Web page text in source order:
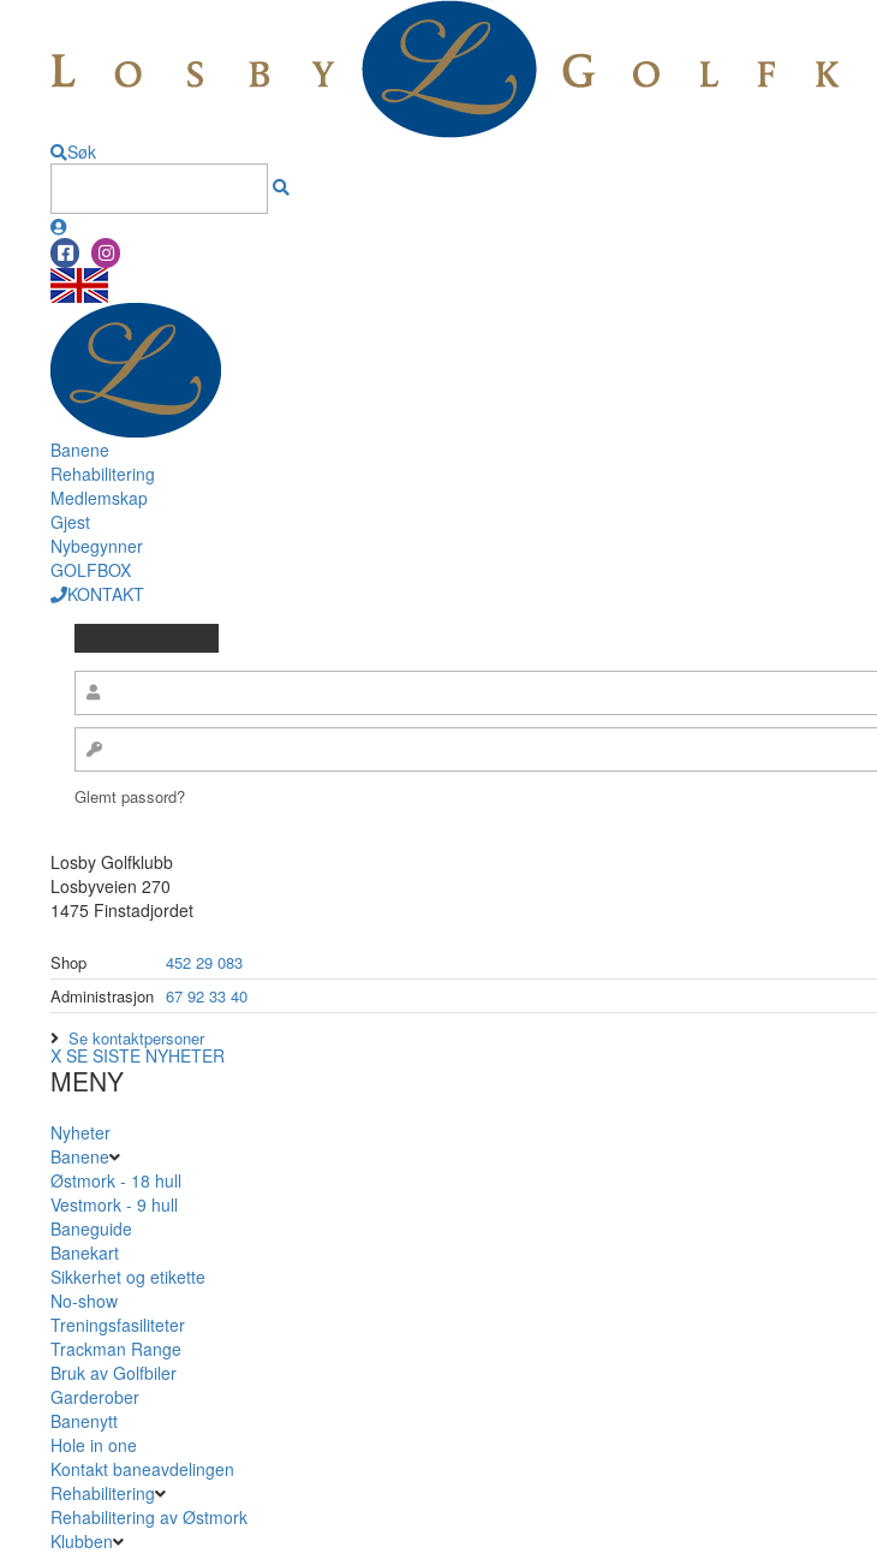
Søk
Banene
Rehabilitering
Medlemskap
Gjest
Nybegynner
GOLFBOX
KONTAKT
Glemt passord?
Losby Golfklubb
Losbyveien 270
1475 Finstadjordet
Shop
452 29 083
Administrasjon 67 92 33 40
Se kontaktpersoner
X SE SISTE NYHETER
MENY
Nyheter
Banene
Østmork - 18 hull
Vestmork - 9 hull
Baneguide
Banekart
Sikkerhet og etikette
No-show
Treningsfasiliteter
Trackman Range
Bruk av Golfbiler
Garderober
Banenytt
Hole in one
Kontakt baneavdelingen
Rehabilitering
Rehabilitering av Østmork
Klubben